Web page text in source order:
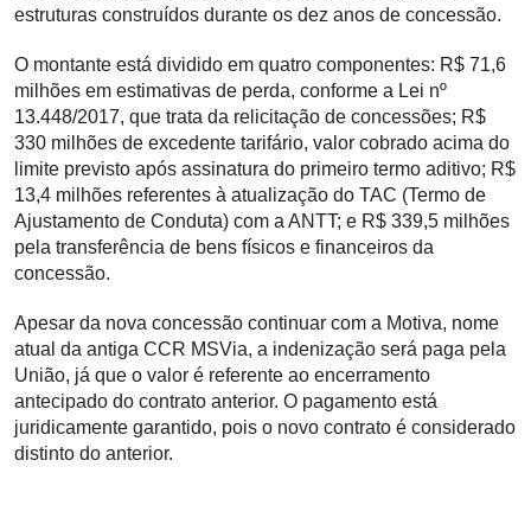
estruturas construídos durante os dez anos de concessão.
O montante está dividido em quatro componentes: R$ 71,6
milhões em estimativas de perda, conforme a Lei nº
13.448/2017, que trata da relicitação de concessões; R$
330 milhões de excedente tarifário, valor cobrado acima do
limite previsto após assinatura do primeiro termo aditivo; R$
13,4 milhões referentes à atualização do TAC (Termo de
Ajustamento de Conduta) com a ANTT; e R$ 339,5 milhões
pela transferência de bens físicos e financeiros da
concessão.
Apesar da nova concessão continuar com a Motiva, nome
atual da antiga CCR MSVia, a indenização será paga pela
União, já que o valor é referente ao encerramento
antecipado do contrato anterior. O pagamento está
juridicamente garantido, pois o novo contrato é considerado
distinto do anterior.